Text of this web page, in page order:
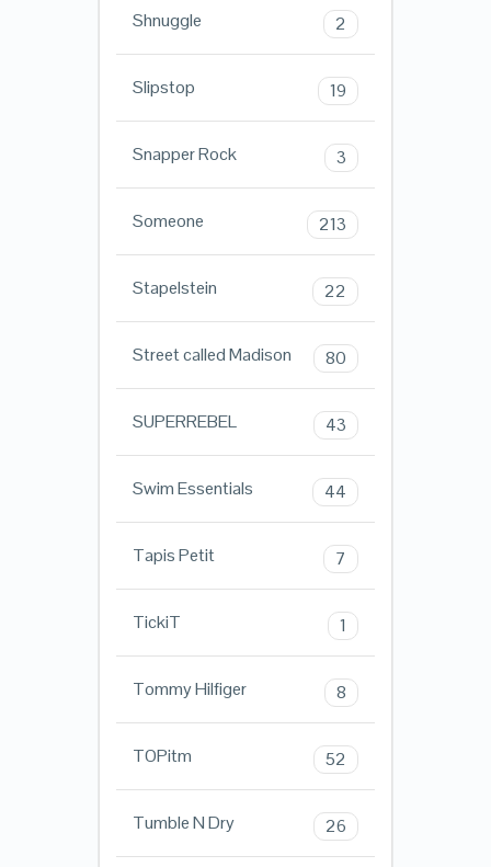
Shnuggle 2
Slipstop 19
Snapper Rock 3
Someone 213
Stapelstein 22
Street called Madison 80
SUPERREBEL 43
Swim Essentials 44
Tapis Petit 7
TickiT 1
Tommy Hilfiger 8
TOPitm 52
Tumble N Dry 26